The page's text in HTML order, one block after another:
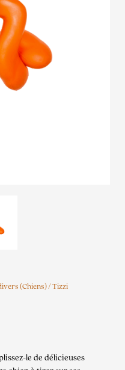
(Chiens)/ Tizzi
le de délicieuses